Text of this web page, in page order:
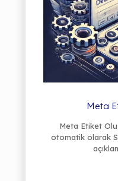
Meta
Meta Etiket
otomatik olarak